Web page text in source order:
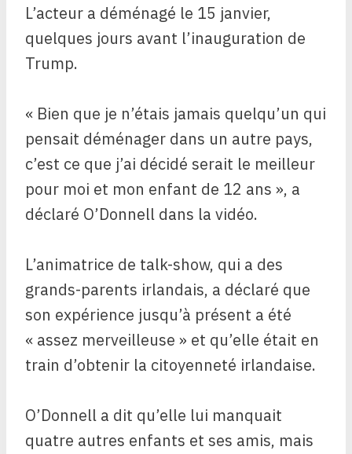
L’acteur a déménagé le 15 janvier,
quelques jours avant l’inauguration de
Trump.
« Bien que je n’étais jamais quelqu’un qui
pensait déménager dans un autre pays,
c’est ce que j’ai décidé serait le meilleur
pour moi et mon enfant de 12 ans », a
déclaré O’Donnell dans la vidéo.
L’animatrice de talk-show, qui a des
grands-parents irlandais, a déclaré que
son expérience jusqu’à présent a été
« assez merveilleuse » et qu’elle était en
train d’obtenir la citoyenneté irlandaise.
O’Donnell a dit qu’elle lui manquait
quatre autres enfants et ses amis, mais